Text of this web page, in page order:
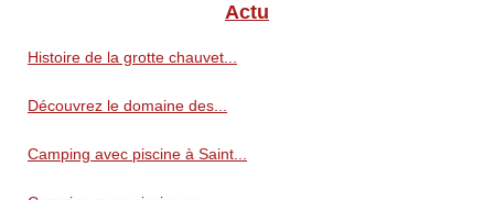
Actu
Histoire de la grotte chauvet...
Découvrez le domaine des...
Camping avec piscine à Saint...